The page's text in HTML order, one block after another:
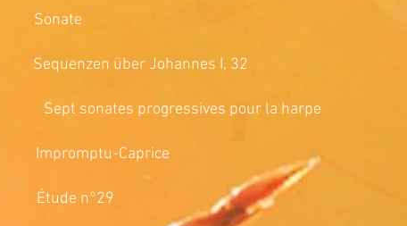
über Johannes I, 32
Sept sonates progressives pour la harpe
Caprice
n°29